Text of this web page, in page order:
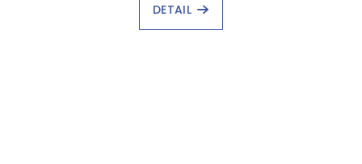
DETAIL